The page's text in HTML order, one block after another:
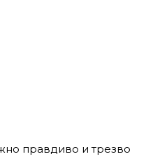
правдиво и трезво